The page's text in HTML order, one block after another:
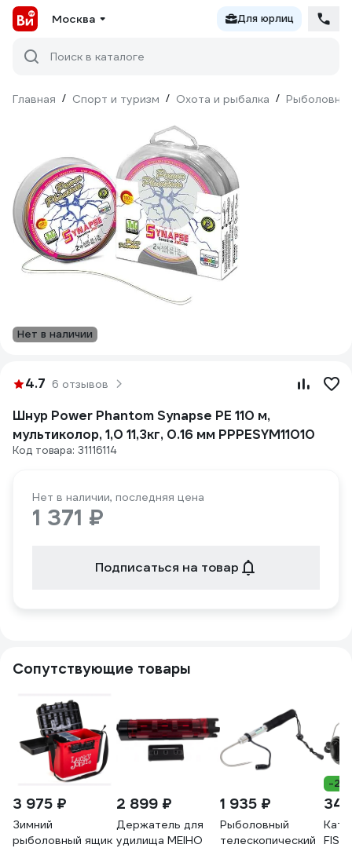
Москва Для юрлиц
Поиск в каталоге
Главная / Спорт и туризм / Охота и рыбалка /
Нет в наличии
4.7 6 отзывов
Шнур Power Phantom Synapse PE 110 м,
мультиколор, 1,0 11,3кг, 0.16 мм PPPESYM11010
Код товара: 31116114
Нет в наличии, последняя цена
1 371 ₽
Подписаться на товар
Сопутствующие товары
3 975 ₽
Зимний
рыболовный ящик
2 899 ₽
Держатель для
удилища MEIHO
1 935 ₽
Рыболовный
телескопический
-
FISHING